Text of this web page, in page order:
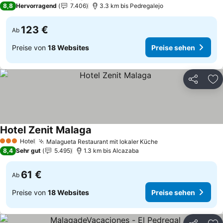
8,8 Hervorragend 7.406 3.3 km bis Pedregalejo
Ab 123 €
Preise von 18 Websites Preise sehen
Teilen
3 SterneHotel Malagueta Restaurant mit lokaler KüchePreise sehen
Hotel Zenit Malaga
8,4 Sehr gut 5.495 1.3 km bis Alcazaba
Ab 61 €
Preise von 18 Websites Preise sehen